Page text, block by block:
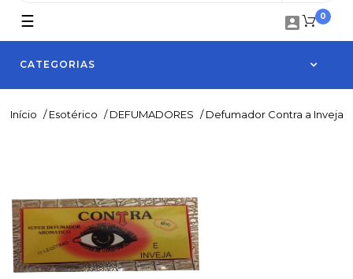
0

CATEGORIAS
Toggle
navigation
☰
Início / Esotérico / DEFUMADORES / Defumador Contra a Inveja